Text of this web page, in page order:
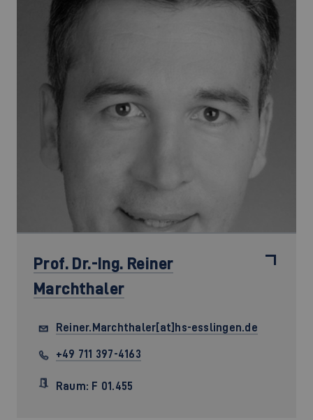
Prof. Dr.-Ing. Reiner
Marchthaler
Reiner.Marchthaler[at]hs-esslingen.de
+49 711 397-4163
Raum: F 01.455